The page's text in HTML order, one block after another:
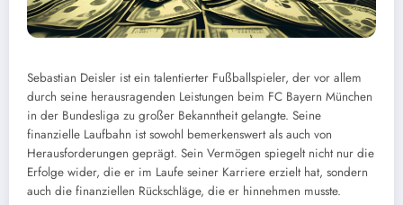
Sebastian Deisler ist ein talentierter Fußballspieler, der vor allem
durch seine herausragenden Leistungen beim FC Bayern München
in der Bundesliga zu großer Bekanntheit gelangte. Seine
finanzielle Laufbahn ist sowohl bemerkenswert als auch von
Herausforderungen geprägt. Sein Vermögen spiegelt nicht nur die
Erfolge wider, die er im Laufe seiner Karriere erzielt hat, sondern
auch die finanziellen Rückschläge, die er hinnehmen musste.